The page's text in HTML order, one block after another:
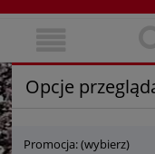
Opcje
Promocja: (wybierz)